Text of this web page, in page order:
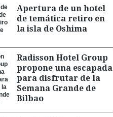
Apertura de un hotel
de temática retiro en
la isla de Oshima
Radisson Hotel Group
propone una escapada
para disfrutar de la
Semana Grande de
Bilbao